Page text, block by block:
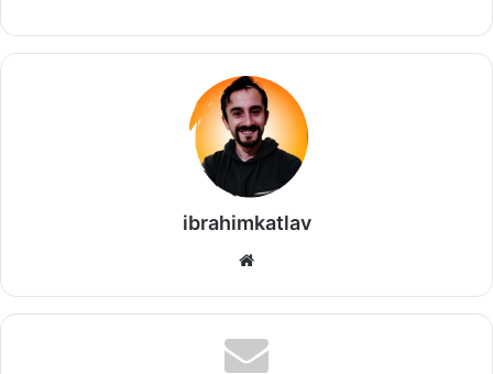
ibrahimkatlav
sit
esi